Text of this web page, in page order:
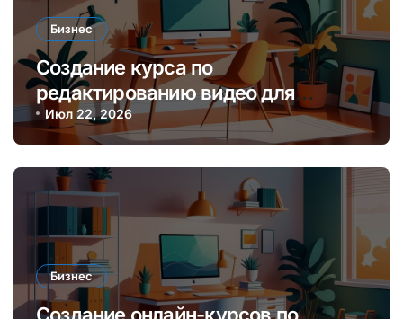
Бизнес
Создание курса по
редактированию видео для
начинающих блогеров и платформ
онлайн-обучения
Июл 22, 2026
Бизнес